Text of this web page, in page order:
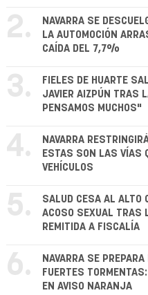
2.
NAVARRA SE
LA AUTOMOCIÓN
CAÍDA DEL 7,7%
3.
FIELES DE HUARTE
JAVIER AIZPÚN TRAS
PENSAMOS MUCHOS"
4.
NAVARRA
ESTAS SON LAS VÍAS
VEHÍCULOS
5.
SALUD CESA AL ALTO
ACOSO SEXUAL TRAS
REMITIDA A FISCALÍA
6.
NAVARRA SE
FUERTES
EN AVISO NARANJA